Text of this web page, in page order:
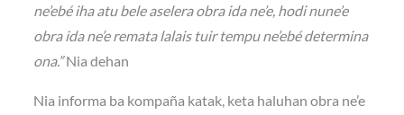
ne’ebé iha atu bele aselera obra ida ne’e, hodi nune’e
obra ida ne’e remata lalais tuir tempu ne’ebé determina
ona.”Nia dehan
Nia informa ba kompaña katak, keta haluhan obra ne’e